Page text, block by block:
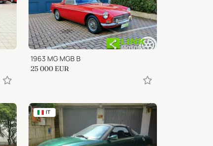
1963 MG MGB B
25 000 EUR
IT